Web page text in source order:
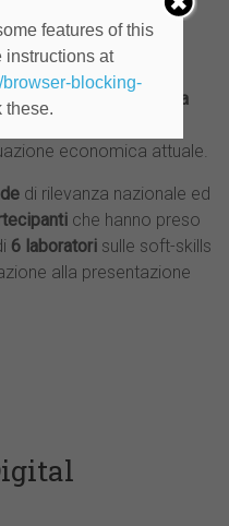
trovare lavoro.
una grande
esperienza
economica attuale.
di rilevanza nazionale ed
che hanno preso
6 laboratori sulle soft-skills
alla presentazione
features of this
instructions at
browser-blocking-
these.